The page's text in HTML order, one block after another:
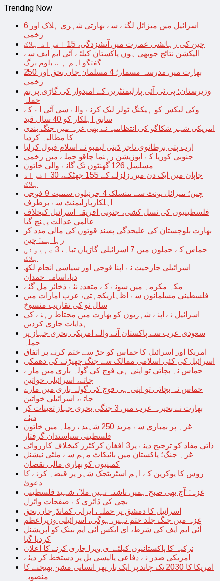
Trending Now
اسرائیل میں میزائل لگنے سے بھارتی شہری ہلاک اور 6
زخمی
چین کی رہائشی عمارت میں آتشزدگی، 15 افراد ہلاک
الیکشن نتائج جوبھی ہوں پاکستان کیلئے آئی ایم ایف سے
گفتگو اہم ہے، بلوم برگ
بھارت میں مدرسہ مسمار؛ 4 مسلمان جاں بحق اور 250
زخمی
وزیرستان؛ پی ٹی آئی پارلیمنٹرین کے امیدوار کی گاڑی پر بم
حملہ
وکی لیکس کو ہیکنگ ٹولز لیک کرنے والے سی آئی اے کے
سابق اہلکار کو 40 سال قید
امریکی شہر شکاگو کی انتظامیہ نے بھی غزہ میں جنگ بندی
کا مطالبہ کردیا
ارب پتی برطانوی تاجر ڈینی لیمبو نے اسلام قبول کرلیا
جنوبی کوریا کے اپوزیشن رہنما چاقو حملے میں زخمی
مسلسل 126 گھنٹوں تک گانے والی خاتون
جاپان میں ایک دن میں زلزلے کے 155 جھٹکے، 30 افراد
ہلاک
چین؛ میزائل یونٹ سے منسلک 4 جرنیلوں سمیت 9 فوجی
اہلکارپارلیمنٹ سے برطرف
فلسطینیوں کی نسل کشی، جنوبی افریقہ اسرائیل کیخلاف
عالمی عدالت پہنچ گیا
بھارت بلوچستان کی علیحدگی پسند قوتوں کی مالی مدد کر
رہا ہے: چین
حماس کے حملوں میں 7 اسرائیلی گاڑیاں تباہ، 3 صہیونی
ہلاک
اسرائیلی جارحیت نے اپنا فوجی اور سیاسی انجام لکھ
دیا،اسامہ حمدان
مکہ مکرمہ میں سونے کے متعدد نئے ذخائر مل گئے
فلسطینی مسلمانوں سے اظہاریکجہتی، عرب امارات میں
سال نو کی تقاریب منسوخ
اسرائیل نے اپنے شہریوں کو بھارت میں محتاط رہنے کی
ہدایات جاری کردیں
سعودی عرب سے پاکستان آنے والے امریکی بحری جہاز پر
حملہ
امریکا اور اسرائیل کا حماس کو جڑ سے ختم کرنے پر اتفاق
اسرائیل کی کئی اسلامی ممالک سے جنگ چھیڑنے کی دھمکی
حماس نہ بچاتی تو اپنی ہی فوج کی گولہ باری میں مارے
جاتے، اسرائیلی خواتین
حماس نہ بچاتی تو اپنی ہی فوج کی گولہ باری میں مارے
جاتے، اسرائیلی خواتین
بھارت نے بحیرہ عرب میں 3 جنگی بحری جہاز تعینات کر
دیئے
غزہ پر بمباری سے مزید 250 شہید ، رملہ میں خاتون
فلسطینی سیاستدان گرفتار
ذاتی مفاد کو ترجیح دینے پر3 افغان کرکٹرز کیخلاف کارروائی
غزہ جنگ؛ پاکستان میں بائیکاٹ مہم سے ملٹی نیشنل
کمپنیوں کو بھاری مالی نقصان
روس کا یوکرین کے اہم اسٹریٹجک شہر پر قبضہ کرنے کا
دعویٰ
غزہ: ‘آج بھی صبح ہمیں ناشتہ نہیں ملا’، شہید فلسطینی
بچی کی ڈائری کے صفحات وائرل
اسرائیل کا دمشق پر حملہ، ایرانی کمانڈرجاں بحق
غزہ میں جنگ جلد ختم نہیں ہوگی، اسرائیلی وزیراعظم
آئی ایم ایف کی شرط، ای ایکس آئی ایم بینک کو آپریشنل
کردیا گیا
ترکیہ کا پاکستانیوں کیلئے ای ویزا جاری کرنے کا اعلان
امریکی صدر نے دفاعی پالیسی بل پر دستخط کر دیئے
امریکا کا 2030 تک چاند پر ایک بار پھر انسانی مشن بھیجنے کا
منصوبہ